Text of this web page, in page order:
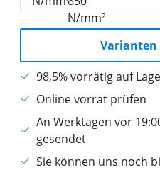
Varianten
98,5% vorrätig auf
Online vorrat prüfen
An Werktagen vor
gesendet
Sie können uns noch